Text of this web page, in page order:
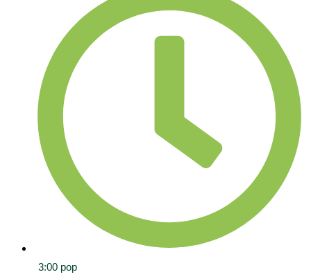
3:00 pop